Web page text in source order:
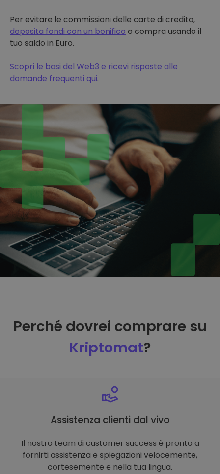
Per evitare le commissioni delle carte di credito,
deposita fondi con un bonifico e compra usando il
tuo saldo in Euro.
Scopri le basi del Web3 e ricevi risposte alle
domande frequenti qui.
Perché dovrei comprare su
Kriptomat?
Assistenza clienti dal vivo
Il nostro team di customer success è pronto a
fornirti assistenza e spiegazioni velocemente,
cortesemente e nella tua lingua.